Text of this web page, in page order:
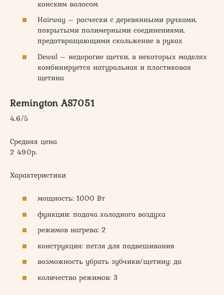
конским волосом
Hairway – расчески с деревянными ручками,
покрытыми полимерными соединениями,
предотвращающими скольжение в руках
Dewal – недорогие щетки, в некоторых моделях
комбинируется натуральная и пластиковая
щетина
Remington AS7051
4.6/5
Средняя цена
2 490р.
Характеристики
мощность: 1000 Вт
функции: подача холодного воздуха
режимов нагрева: 2
конструкция: петля для подвешивания
возможность убрать зубчики/щетину: да
количество режимов: 3